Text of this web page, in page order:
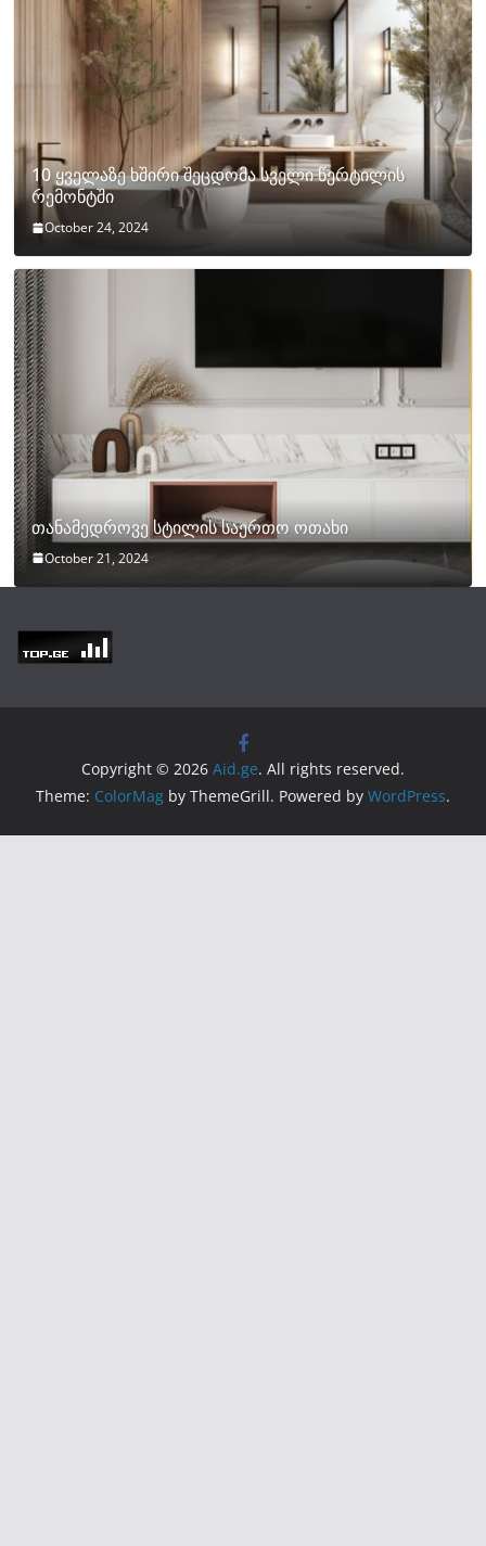
10 ყველაზე ხშირი შეცდომა სველი წერტილის
რემონტში
October 24, 2024
თანამედროვე სტილის საერთო ოთახი
October 21, 2024
Copyright © 2026 Aid.ge. All rights reserved.
Theme: ColorMag by ThemeGrill. Powered by WordPress.